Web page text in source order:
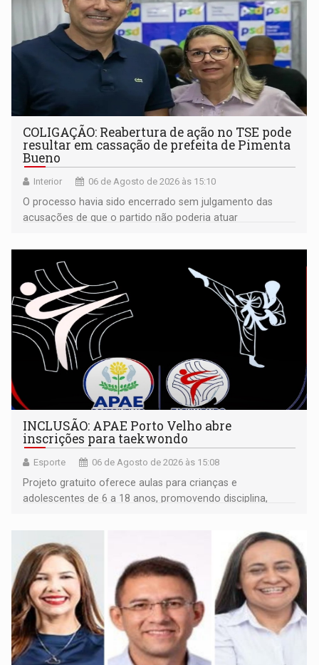
COLIGAÇÃO: Reabertura de ação no TSE pode
resultar em cassação de prefeita de Pimenta
Bueno
Interior 06 de Agosto de 2026 às 15:10
O processo havia sido encerrado sem julgamento das
acusações de que o partido não poderia atuar
INCLUSÃO: APAE Porto Velho abre
inscrições para taekwondo
Esporte 06 de Agosto de 2026 às 15:08
Projeto gratuito oferece aulas para crianças e
adolescentes de 6 a 18 anos, promovendo disciplina,